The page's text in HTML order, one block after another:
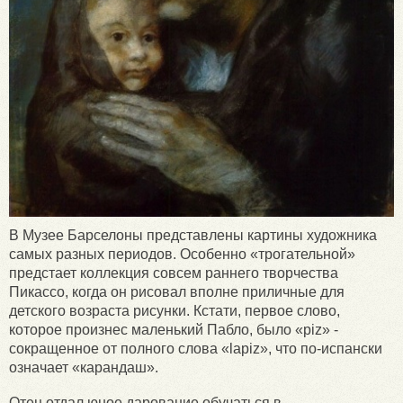
В Музее Барселоны представлены картины художника
самых разных периодов. Особенно «трогательной»
предстает коллекция совсем раннего творчества
Пикассо, когда он рисовал вполне приличные для
детского возраста рисунки. Кстати, первое слово,
которое произнес маленький Пабло, было «piz» -
сокращенное от полного слова «lapiz», что по-испански
означает «карандаш».